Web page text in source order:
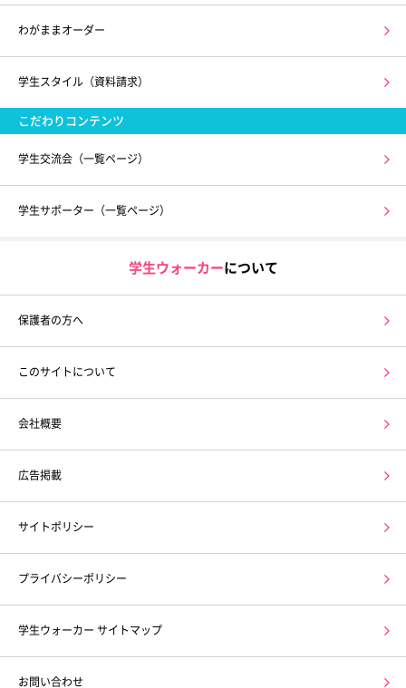
わがままオーダー
学生スタイル（資料請求）
こだわりコンテンツ
学生交流会（一覧ページ）
学生サポーター（一覧ページ）
学生ウォーカーについて
保護者の方へ
このサイトについて
会社概要
広告掲載
サイトポリシー
プライバシーポリシー
学生ウォーカー サイトマップ
お問い合わせ